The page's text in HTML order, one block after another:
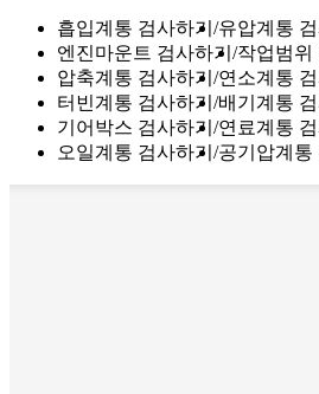
흡입계통 검사하기
유압계통 검
엔진마운트 검사하기
작업범위
압축계통 검사하기
연소계통 검
터빈계통 검사하기
배기계통 검
기어박스 검사하기
연료계통 검
오일계통 검사하기
공기압계통